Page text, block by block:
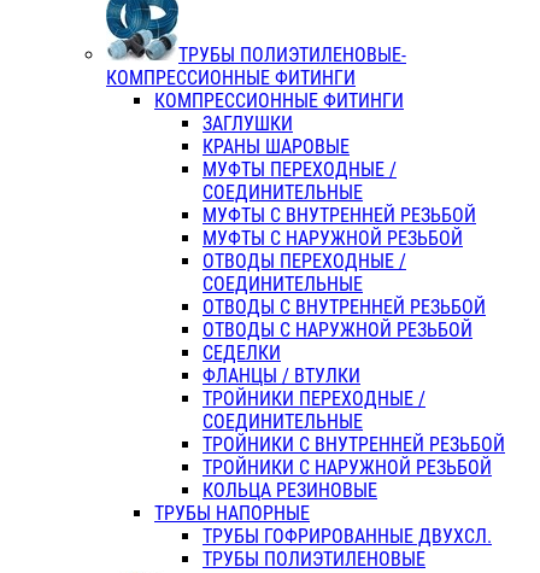
ТРУБЫ ПОЛИЭТИЛЕНОВЫЕ-
КОМПРЕССИОННЫЕ ФИТИНГИ
КОМПРЕССИОННЫЕ ФИТИНГИ
ЗАГЛУШКИ
КРАНЫ ШАРОВЫЕ
МУФТЫ ПЕРЕХОДНЫЕ /
СОЕДИНИТЕЛЬНЫЕ
МУФТЫ С ВНУТРЕННЕЙ РЕЗЬБОЙ
МУФТЫ С НАРУЖНОЙ РЕЗЬБОЙ
ОТВОДЫ ПЕРЕХОДНЫЕ /
СОЕДИНИТЕЛЬНЫЕ
ОТВОДЫ С ВНУТРЕННЕЙ РЕЗЬБОЙ
ОТВОДЫ С НАРУЖНОЙ РЕЗЬБОЙ
СЕДЕЛКИ
ФЛАНЦЫ / ВТУЛКИ
ТРОЙНИКИ ПЕРЕХОДНЫЕ /
СОЕДИНИТЕЛЬНЫЕ
ТРОЙНИКИ С ВНУТРЕННЕЙ РЕЗЬБОЙ
ТРОЙНИКИ С НАРУЖНОЙ РЕЗЬБОЙ
КОЛЬЦА РЕЗИНОВЫЕ
ТРУБЫ НАПОРНЫЕ
ТРУБЫ ГОФРИРОВАННЫЕ ДВУХСЛ.
ТРУБЫ ПОЛИЭТИЛЕНОВЫЕ